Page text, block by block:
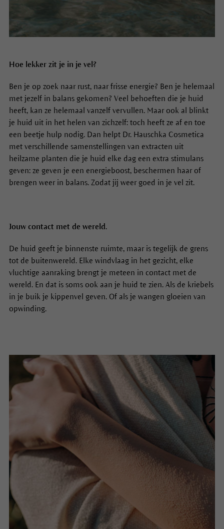
Hoe lekker zit je in je vel?
Ben je op zoek naar rust, naar frisse energie? Ben je helemaal
met jezelf in balans gekomen? Veel behoeften die je huid
heeft, kan ze helemaal vanzelf vervullen. Maar ook al blinkt
je huid uit in het helen van zichzelf: toch heeft ze af en toe
een beetje hulp nodig. Dan helpt Dr. Hauschka Cosmetica
met verschillende samenstellingen van extracten uit
heilzame planten die je huid elke dag een extra stimulans
geven: ze geven je een energieboost, beschermen haar of
brengen weer in balans. Zodat jij weer goed in je vel zit.
Jouw contact met de wereld.
De huid geeft je binnenste ruimte, maar is tegelijk de grens
tot de buitenwereld. Elke windvlaag in het gezicht, elke
vluchtige aanraking brengt je meteen in contact met de
wereld. En dat is soms ook aan je huid te zien. Als de kriebels
in je buik je kippenvel geven. Of als je wangen gloeien van
opwinding.